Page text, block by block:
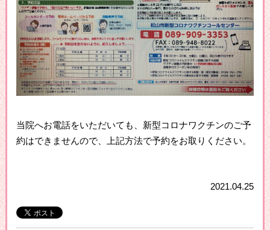
当院へお電話をいただいても、新型コロナワクチンのご予
約はできませんので、上記方法で予約をお取りください。
2021.04.25